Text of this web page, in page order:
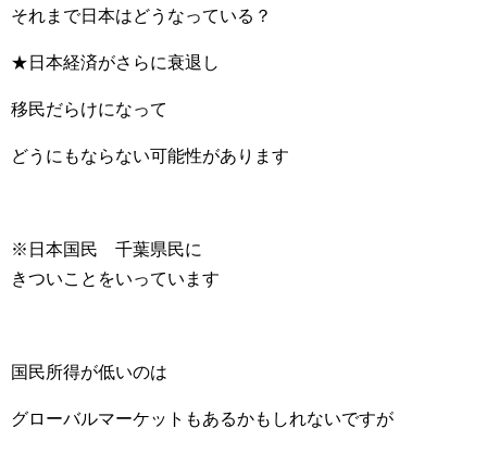
それまで日本はどうなっている？
★日本経済がさらに衰退し
移民だらけになって
どうにもならない可能性があります
※日本国民 千葉県民に
きついことをいっています
国民所得が低いのは
グローバルマーケットもあるかもしれないですが